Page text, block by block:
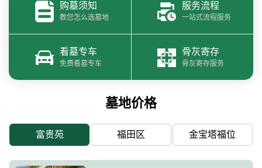
购墓须知
教您怎么选墓地
服务流程
一站式流程服务
看墓专车
免费看墓专车
骨灰寄存
骨灰寄存服务
墓地价格
富贵苑 福田区 金宝塔福位